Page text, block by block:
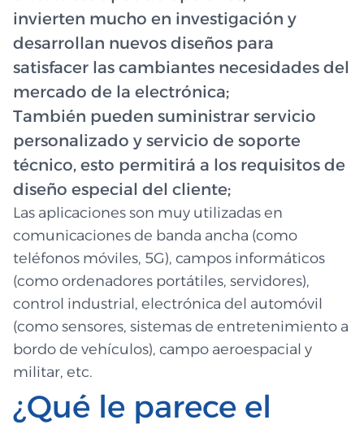
invierten mucho en investigación y
desarrollan nuevos diseños para
satisfacer las cambiantes necesidades del
mercado de la electrónica;
También pueden suministrar servicio
personalizado y servicio de soporte
técnico, esto permitirá a los requisitos de
diseño especial del cliente;
Las aplicaciones son muy utilizadas en
comunicaciones de banda ancha (como
teléfonos móviles, 5G), campos informáticos
(como ordenadores portátiles, servidores),
control industrial, electrónica del automóvil
(como sensores, sistemas de entretenimiento a
bordo de vehículos), campo aeroespacial y
militar, etc.
¿Qué le parece el